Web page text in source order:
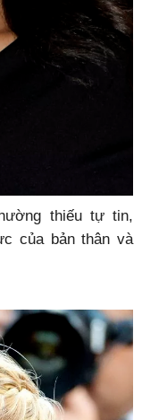
thiếu tự tin,
của bản thân và